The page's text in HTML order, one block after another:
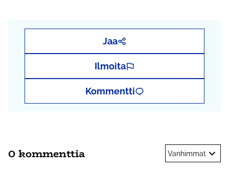
Jaa
Ilmoita
Kommentti
0 kommenttia Vanhimmat